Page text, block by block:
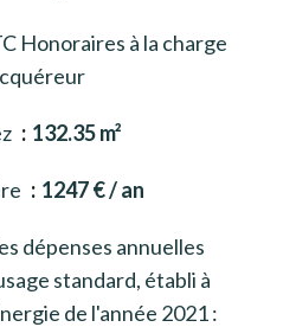
Honoraires à la charge
132.35 m²
1247 € / an
dépenses annuelles
standard, établi à
de l'année 2021 :